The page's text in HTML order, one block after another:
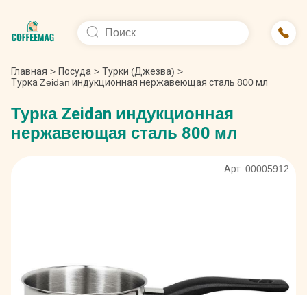
Главная > Посуда > Турки (Джезва) >
Турка Zeidan индукционная нержавеющая сталь 800 мл
Турка Zeidan индукционная
нержавеющая сталь 800 мл
Арт. 00005912